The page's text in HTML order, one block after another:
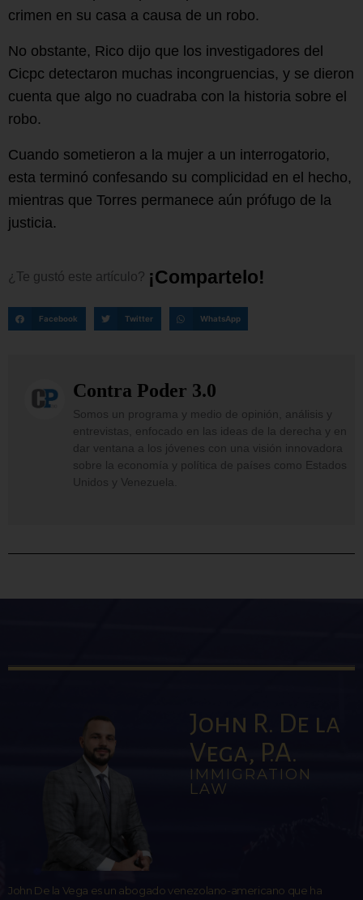
crimen en su casa a causa de un robo.
No obstante, Rico dijo que los investigadores del
Cicpc detectaron muchas incongruencias, y se dieron
cuenta que algo no cuadraba con la historia sobre el
robo.
Cuando sometieron a la mujer a un interrogatorio,
esta terminó confesando su complicidad en el hecho,
mientras que Torres permanece aún prófugo de la
justicia.
¿Te gustó este artículo? ¡Comparte o!
Facebook Twitter WhatsApp
Contra Poder 3.0
Somos un programa y medio de opinión, análisis y
entrevistas, enfocado en las ideas de la derecha y en
dar ventana a los jóvenes con una visión innovadora
sobre la economía y política de países como Estados
Unidos y Venezuela.
John R. De la
Vega, P.A.
IMMIGRATION
LAW
John De la Vega es un abogado venezolano-americano que ha